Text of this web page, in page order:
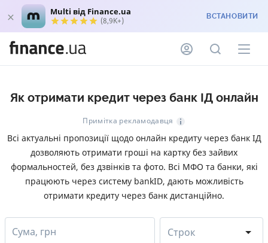
Multi від Finance.ua
(8,9K+) ВСТАНОВИТИ
Як отримати кредит через банк ІД онлайн
Примітка рекламодавця
Всі актуальні пропозиції щодо онлайн кредиту через банк ІД
дозволяють отримати гроші на картку без зайвих
формальностей, без дзвінків та фото. Всі МФО та банки, які
працюють через систему bankID, дають можливість
отримати кредиту через банк дистанційно.
Сума, грн Строк